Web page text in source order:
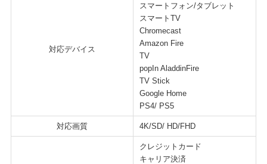
対応デバイス
スマートフォン/タブレット
スマートTV
Chromecast
Amazon Fire
TV
popIn AladdinFire
TV Stick
Google Home
PS4/ PS5
対応画質 4K/SD/ HD/FHD
クレジットカード
キャリア決済